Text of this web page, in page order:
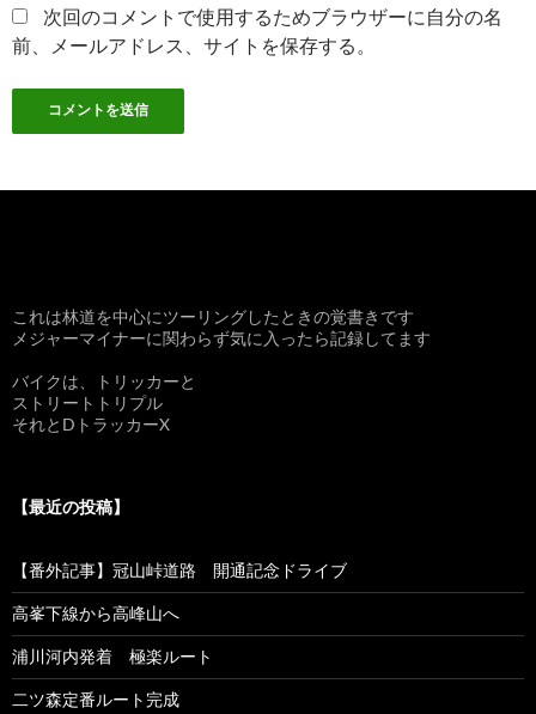
次回のコメントで使用するためブラウザーに自分の名
前、メールアドレス、サイトを保存する。
これは林道を中心にツーリングしたときの覚書きです
メジャーマイナーに関わらず気に入ったら記録してます
バイクは、トリッカーと
ストリートトリプル
それとDトラッカーX
【最近の投稿】
【番外記事】冠山峠道路 開通記念ドライブ
高峯下線から高峰山へ
浦川河内発着 極楽ルート
二ツ森定番ルート完成